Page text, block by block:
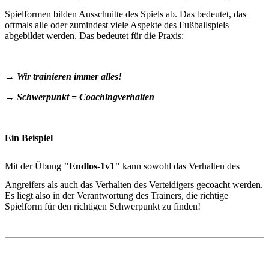
Spielformen bilden Ausschnitte des Spiels ab. Das bedeutet, das
oftmals alle oder zumindest viele Aspekte des Fußballspiels
abgebildet werden. Das bedeutet für die Praxis:
→ Wir trainieren immer alles!
→ Schwerpunkt = Coachingverhalten
Ein Beispiel
Mit der Übung "Endlos-1v1" kann sowohl das Verhalten des
Angreifers als auch das Verhalten des Verteidigers gecoacht werden.
Es liegt also in der Verantwortung des Trainers, die richtige
Spielform für den richtigen Schwerpunkt zu finden!